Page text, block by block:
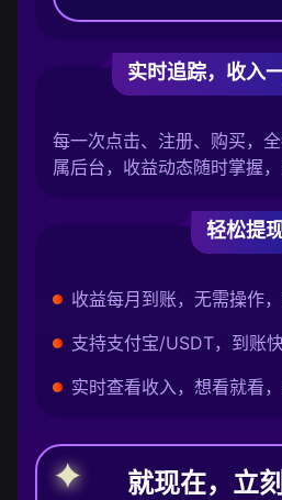
实时追踪，收入
每一次点击、注册、购买，
属后台，收益动态随时掌握，
轻松提
收益每月到账，无需操作
支持支付宝/USDT，到账
实时查看收入，想看就看
就现在，立